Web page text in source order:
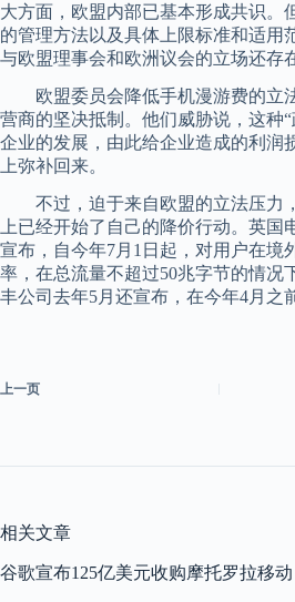
大方面，欧盟内部已基本形成共识。
的管理方法以及具体上限标准和适用
与欧盟理事会和欧洲议会的立场还存
欧盟委员会降低手机漫游费的立
营商的坚决抵制。他们威胁说，这种
企业的发展，由此给企业造成的利润
上弥补回来。
不过，迫于来自欧盟的立法压力
上已经开始了自己的降价行动。英国
宣布，自今年7月1日起，对用户在境
率，在总流量不超过50兆字节的情况
丰公司去年5月还宣布，在今年4月之
上一页
相关文章
谷歌宣布125亿美元收购摩托罗拉移动